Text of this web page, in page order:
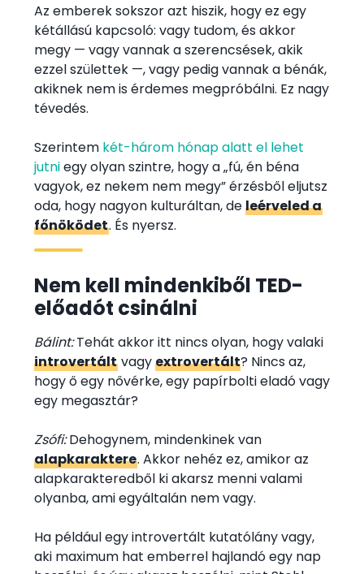
Az emberek sokszor azt hiszik, hogy ez egy
kétállású kapcsoló: vagy tudom, és akkor
megy — vagy vannak a szerencsések, akik
ezzel születtek —, vagy pedig vannak a bénák,
akiknek nem is érdemes megpróbálni. Ez nagy
tévedés.
Szerintem két-három hónap alatt el lehet
jutniegy olyan szintre, hogy a „fú, én béna
vagyok, ez nekem nem megy” érzésből eljutsz
oda, hogy nagyon kulturáltan, deleérveled a
főnöködet. És nyersz.
Nem kell mindenkiből TED-
előadót csinálni
Bálint:Tehát akkor itt nincs olyan, hogy valaki
introvertáltvagyextrovertált? Nincs az,
hogy ő egy nővérke, egy papírbolti eladó vagy
egy megasztár?
Zsófi:Dehogynem, mindenkinek van
alapkaraktere. Akkor nehéz ez, amikor az
alapkarakteredből ki akarsz menni valami
olyanba, ami egyáltalán nem vagy.
Ha például egy introvertált kutatólány vagy,
aki maximum hat emberrel hajlandó egy nap